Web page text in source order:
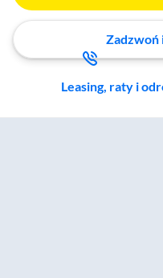
Zadzwoń
Leasing, raty i